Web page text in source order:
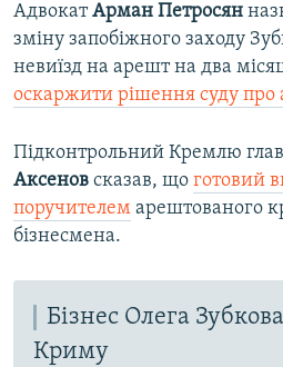
АдвокатАрман Петросян
зміну запобіжного заходу
невиїзд на арешт на два
оскаржити рішення суду про
Підконтрольний Кремлю
Аксенов сказав, що готовий
поручителем арештованого
бізнесмена.
Бізнес Олега
Криму